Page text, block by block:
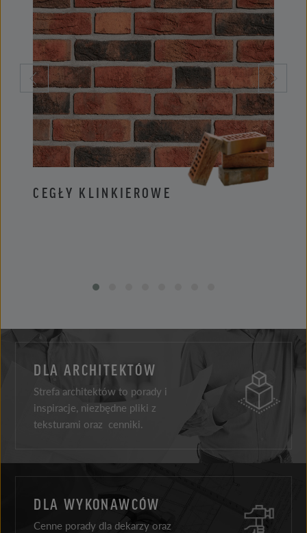
CEGŁY KLINKIEROWE
DLA ARCHITEKTÓW
Strefa architektów to porady i
inspiracje, niezbędne pliki z
teksturami oraz cenniki.
DLA WYKONAWCÓW
Cenne porady dla dekarzy oraz